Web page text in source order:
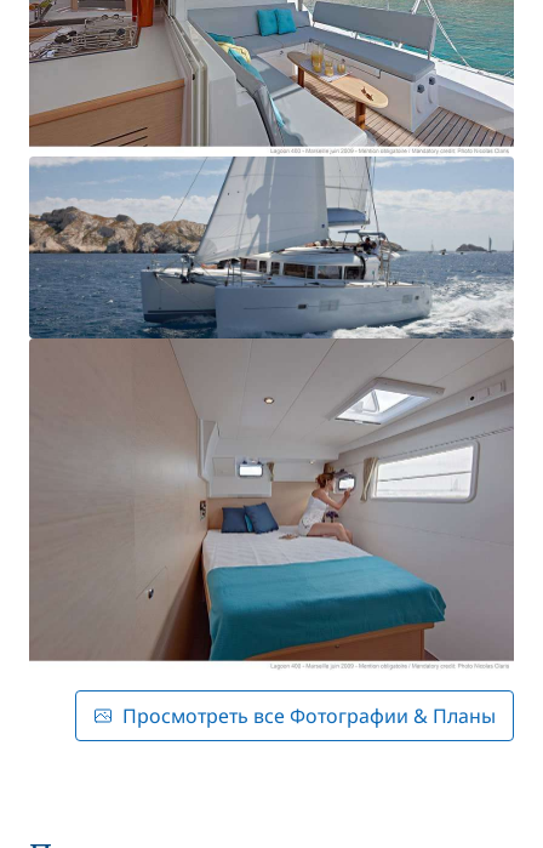
Просмотреть все Фотографии & Планы